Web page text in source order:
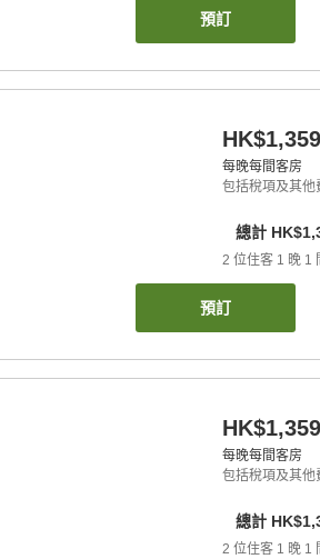
預訂
HK$1,359
每晚每間客房
包括稅項及其他
總計
2 位住客 1 晚 1
預訂
HK$1,359
每晚每間客房
包括稅項及其他
總計
2 位住客 1 晚 1